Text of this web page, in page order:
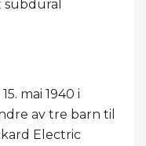
subdural
mai 1940 i
av tre barn til
Electric